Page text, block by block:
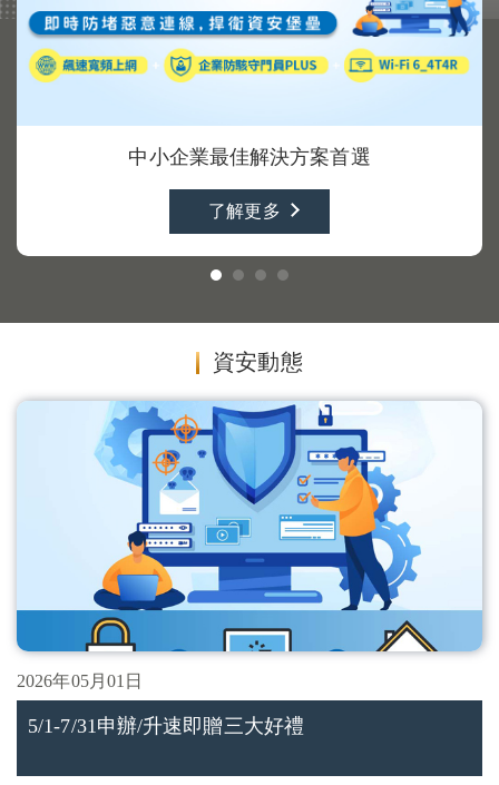
中小企業最佳解決方案首選
了解更多
資安動態
2026年05月01日
5/1-7/31申辦/升速即贈三大好禮